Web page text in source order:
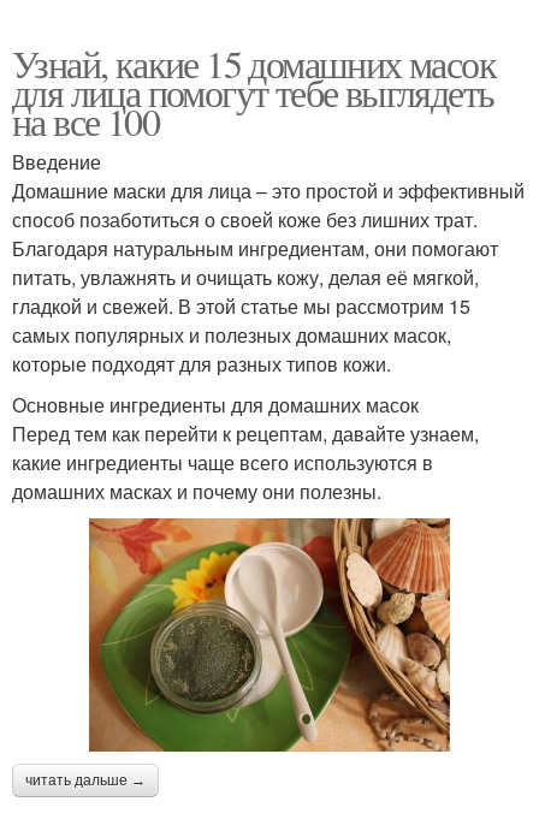
Узнай, какие 15 домашних масок
для лица помогут тебе выглядеть
на все 100
Введение
Домашние маски для лица – это простой и эффективный
способ позаботиться о своей коже без лишних трат.
Благодаря натуральным ингредиентам, они помогают
питать, увлажнять и очищать кожу, делая её мягкой,
гладкой и свежей. В этой статье мы рассмотрим 15
самых популярных и полезных домашних масок,
которые подходят для разных типов кожи.
Основные ингредиенты для домашних масок
Перед тем как перейти к рецептам, давайте узнаем,
какие ингредиенты чаще всего используются в
домашних масках и почему они полезны.
читать дальше →